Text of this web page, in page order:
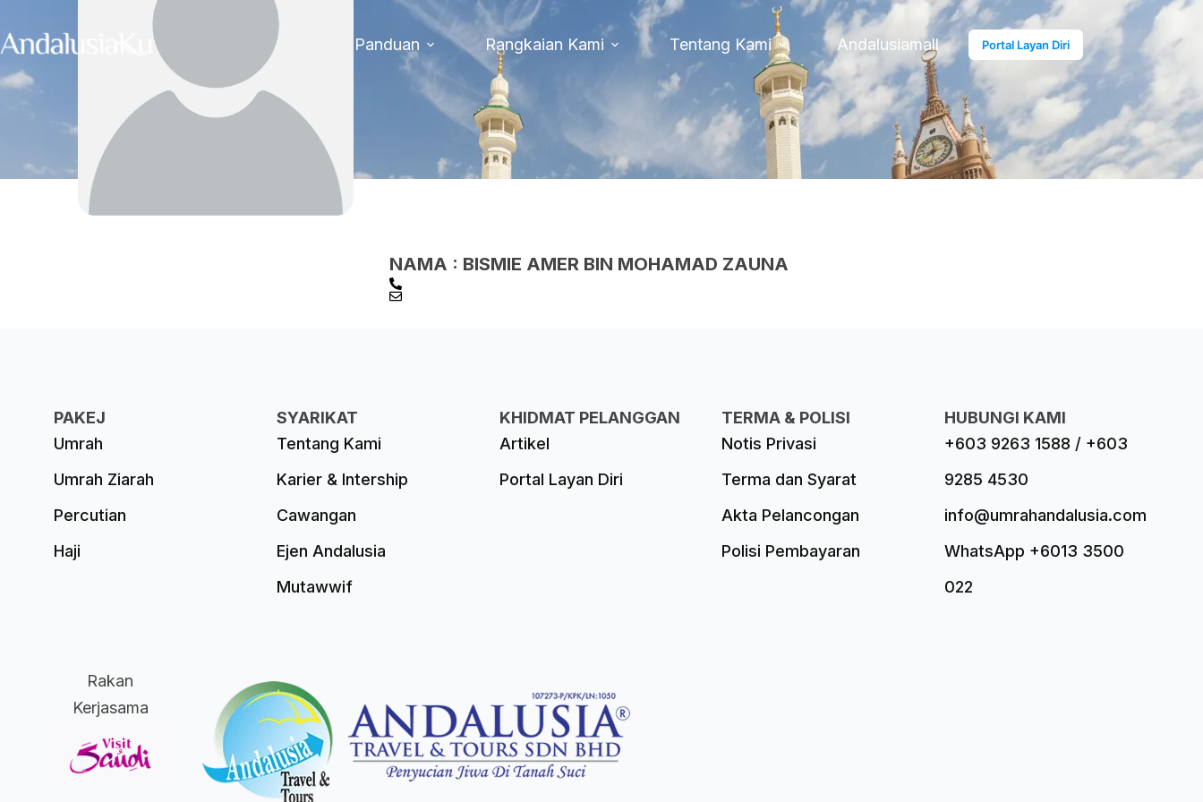
Panduan Rangkaian Kami Tentang Kami Andalusiamall Portal Layan Diri
NAMA : BISMIE AMER BIN MOHAMAD ZAUNA
PAKEJ
Umrah
Umrah Ziarah
Percutian
Haji
SYARIKAT
Tentang Kami
Karier & Intership
Cawangan
Ejen Andalusia
Mutawwif
KHIDMAT PELANGGAN
Artikel
Portal Layan Diri
TERMA & POLISI
Notis Privasi
Terma dan Syarat
Akta Pelancongan
Polisi Pembayaran
HUBUNGI KAMI
+603 9263 1588 / +603
9285 4530
info@umrahandalusia.com
WhatsApp +6013 3500
022
Rakan
Kerjasama